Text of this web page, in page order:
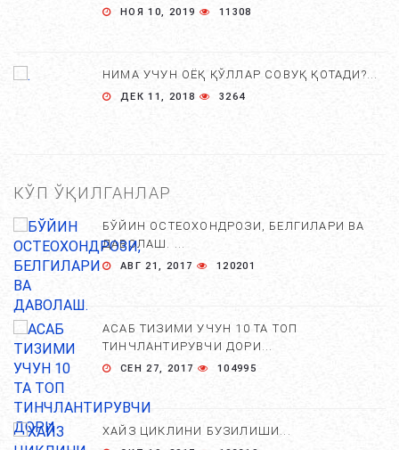
НОЯ 10, 2019 11308
НИМА УЧУН ОЁҚ ҚЎЛЛАР СОВУҚ ҚОТАДИ?...
ДЕК 11, 2018 3264
КЎП ЎҚИЛГАНЛАР
БЎЙИН ОСТЕОХОНДРОЗИ, БЕЛГИЛАРИ ВА
ДАВОЛАШ. ...
АВГ 21, 2017 120201
АСАБ ТИЗИМИ УЧУН 10 ТА ТОП
ТИНЧЛАНТИРУВЧИ ДОРИ...
СЕН 27, 2017 104995
ХАЙЗ ЦИКЛИНИ БУЗИЛИШИ...